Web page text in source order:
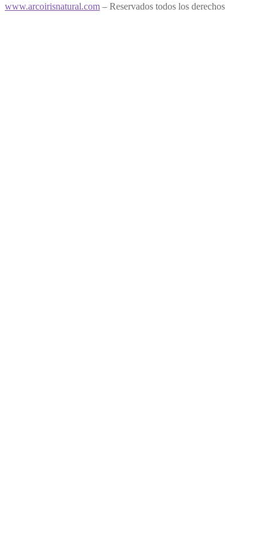
www.arcoirisnatural.com – Reservados todos los derechos